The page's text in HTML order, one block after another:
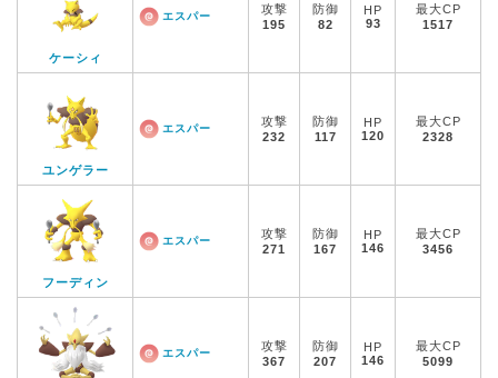
ケーシィ
エスパー
攻撃
195
防御
82
HP
93
最大CP
1517
ユンゲラー
エスパー
攻撃
232
防御
117
HP
120
最大CP
2328
フーディン
エスパー
攻撃
271
防御
167
HP
146
最大CP
3456
エスパー
攻撃
367
防御
207
HP
146
最大CP
5099